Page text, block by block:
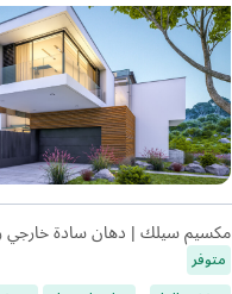
مكسيم سيلك | دهان سادة خارجي
متوفر